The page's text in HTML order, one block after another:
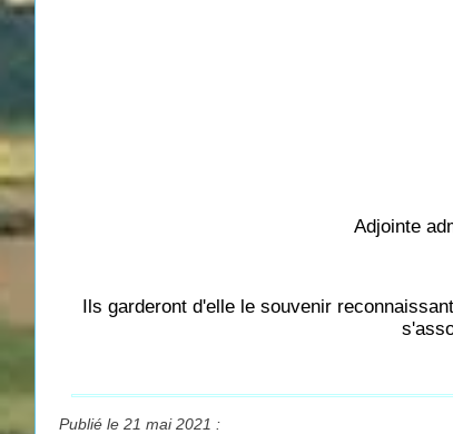
Adjointe
Ils garderont d'elle le souvenir
Publié le 21 mai 2021 :